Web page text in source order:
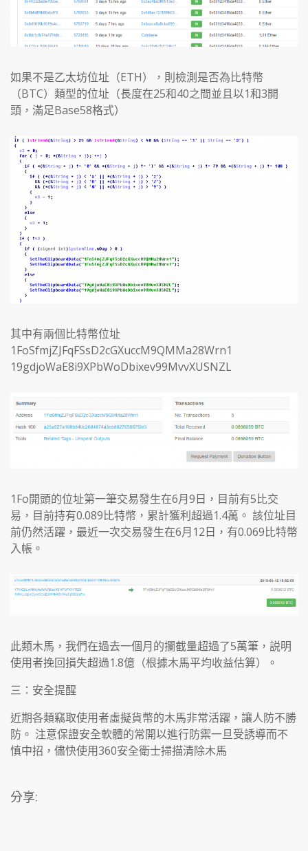
如果不是乙太坊位址（ETH），則檢測是否為比特幣
（BTC）類型的位址（長度在25和40之間並且以1和3開
頭，滿足Base58格式）
其中有兩個比特幣位址
1FoSfmjZJFqFSsD2cGXuccM9QMMa28Wrn1
19gdjoWaE8i9XPbWoDbixev99MvvXUSNZL
1Fo開頭的位址第一筆交易發生在6月9日，目前有5比交
易，目前持有0.089比特幣，累計獲利超過1.4萬。 該位址目
前仍然活躍，最近一次交易發生在6月12日，有0.069比特幣
入帳。
此類木馬，我們在過去一個月的攔截量超過了5萬筆，説明
使用者挽回損失超過1.8億（根據木馬平均收益估算）。
三：安全提醒
近期各類竊取使用者虛擬貨幣的木馬非常活躍，讓人防不勝
防。 注意保證安全軟體的常開以進行防禦一旦受誘導而不
慎中招，儘快使用360安全衛士掃描清除木馬
分享: